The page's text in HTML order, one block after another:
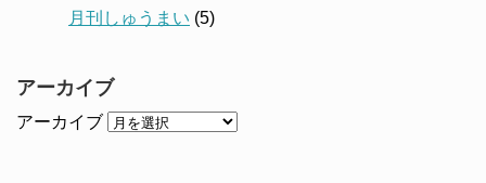
月刊しゅうまい (5)
アーカイブ
アーカイブ